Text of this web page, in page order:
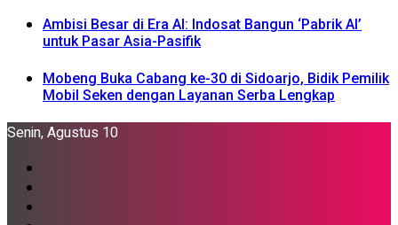
Ambisi Besar di Era AI: Indosat Bangun ‘Pabrik AI’
untuk Pasar Asia-Pasifik
Mobeng Buka Cabang ke-30 di Sidoarjo, Bidik Pemilik
Mobil Seken dengan Layanan Serba Lengkap
Senin, Agustus 10